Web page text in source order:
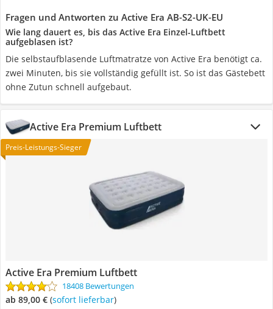
Fragen und Antworten zu Active Era AB-S2-UK-EU
Wie lang dauert es, bis das Active Era Einzel-Luftbett
aufgeblasen ist?
Die selbstaufblasende Luftmatratze von Active Era benötigt ca.
zwei Minuten, bis sie vollständig gefüllt ist. So ist das Gästebett
ohne Zutun schnell aufgebaut.
Active Era Premium Luftbett
Preis-Leistungs-Sieger
Active Era Premium Luftbett
18408 Bewertungen
ab 89,00 € ( Sofort lieferbar)